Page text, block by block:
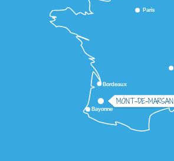
Bordeaux
Paris
Bayonne
MONT-DE-MARSAN